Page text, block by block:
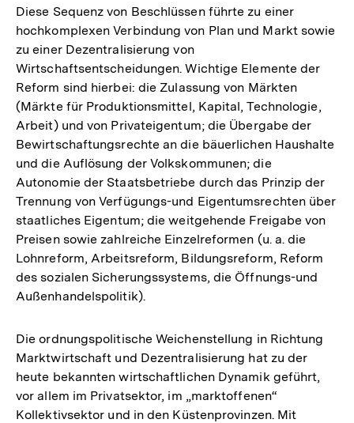
Diese Sequenz von Beschlüssen führte zu einer
hochkomplexen Verbindung von Plan und Markt sowie
zu einer Dezentralisierung von
Wirtschaftsentscheidungen. Wichtige Elemente der
Reform sind hierbei: die Zulassung von Märkten
(Märkte für Produktionsmittel, Kapital, Technologie,
Arbeit) und von Privateigentum; die Übergabe der
Bewirtschaftungsrechte an die bäuerlichen Haushalte
und die Auflösung der Volkskommunen; die
Autonomie der Staatsbetriebe durch das Prinzip der
Trennung von Verfügungs-und Eigentumsrechten über
staatliches Eigentum; die weitgehende Freigabe von
Preisen sowie zahlreiche Einzelreformen (u. a. die
Lohnreform, Arbeitsreform, Bildungsreform, Reform
des sozialen Sicherungssystems, die Öffnungs-und
Außenhandelspolitik).
Die ordnungspolitische Weichenstellung in Richtung
Marktwirtschaft und Dezentralisierung hat zu der
heute bekannten wirtschaftlichen Dynamik geführt,
vor allem im Privatsektor, im „marktoffenen“
Kollektivsektor und in den Küstenprovinzen. Mit